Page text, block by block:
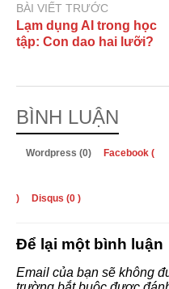
BÀI VIẾT TRƯỚC
Lạm dụng AI trong học
tập: Con dao hai lưỡi?
BÌNH LUẬN
Wordpress (0) Facebook (
) Disqus (0 )
Để lại một bình luận
Email của bạn sẽ không